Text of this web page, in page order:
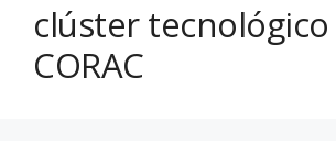
clúster
CORAC